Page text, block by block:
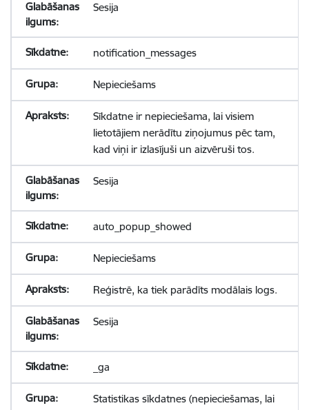
Sesija
notification_messages
Nepieciešams
Sīkdatne ir nepieciešama, lai visiem
lietotājiem nerādītu ziņojumus pēc tam,
kad viņi ir izlasījuši un aizvēruši tos.
Sesija
auto_popup_showed
Nepieciešams
Reģistrē, ka tiek parādīts modālais logs.
Sesija
_ga
Statistikas sīkdatnes (nepieciešamas, lai